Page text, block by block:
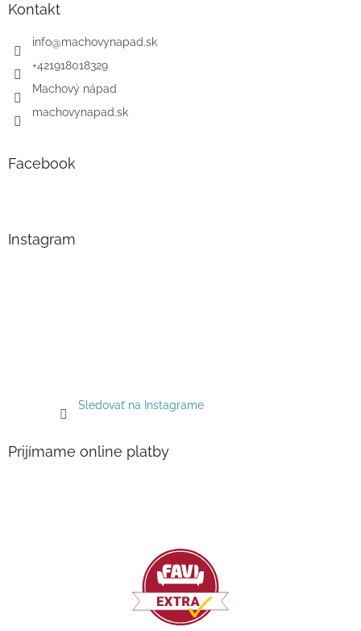
Kontakt
info@machovynapad.sk
+421918018329
Machový nápad
machovynapad.sk
Facebook
Instagram
Sledovať na Instagrame
Prijímame online platby